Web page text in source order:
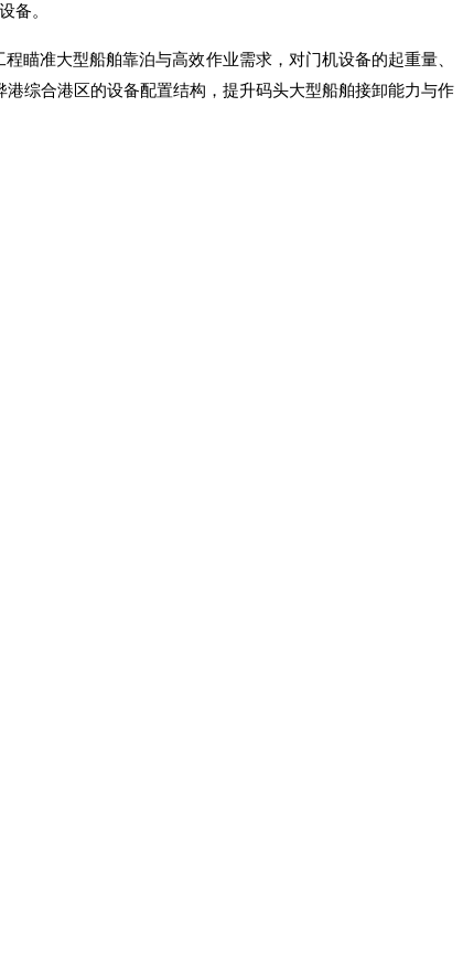
备。
瞄准大型船舶靠泊与高效作业需求，对门机设备的起重量、
综合港区的设备配置结构，提升码头大型船舶接卸能力与作